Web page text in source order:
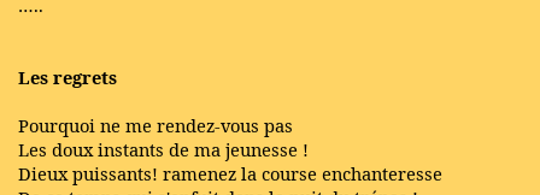
…..
Les regrets
Pourquoi ne me rendez-vous pas
Les doux instants de ma jeunesse !
Dieux puissants! ramenez la course enchanteresse